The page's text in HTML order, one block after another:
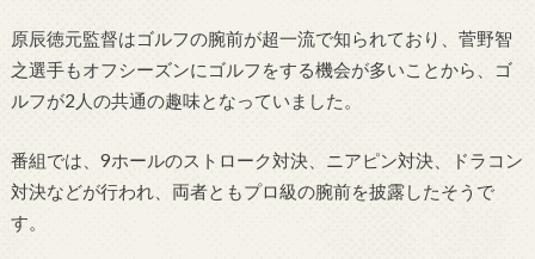
原辰徳元監督はゴルフの腕前が超一流で知られており、菅野智
之選手もオフシーズンにゴルフをする機会が多いことから、ゴ
ルフが2人の共通の趣味となっていました。
番組では、9ホールのストローク対決、ニアピン対決、ドラコン
対決などが行われ、両者ともプロ級の腕前を披露したそうで
す。